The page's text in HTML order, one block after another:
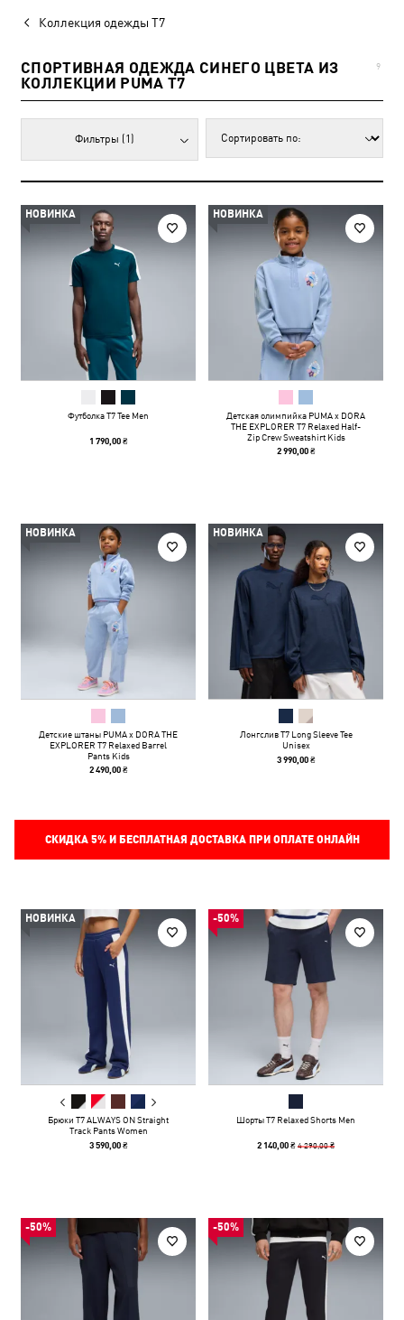
Коллекция одежды T7
СПОРТИВНАЯ ОДЕЖДА СИНЕГО ЦВЕТА ИЗ
КОЛЛЕКЦИИ PUMA T7
9
Фильтры (1)
НОВИНКА
Футболка T7 Tee Men
1 790,00 ₴
НОВИНКА
Детская олимпийка PUMA x DORA
THE EXPLORER T7 Relaxed Half-
Zip Crew Sweatshirt Kids
2 990,00 ₴
НОВИНКА
Детские штаны PUMA x DORA THE
EXPLORER T7 Relaxed Barrel
Pants Kids
2 490,00 ₴
НОВИНКА
Лонгслив T7 Long Sleeve Tee
Unisex
3 990,00 ₴
СКИДКА 5%И БЕСПЛАТНАЯ ДОСТАВКА ПРИ ОПЛАТЕ ОНЛАЙН
НОВИНКА
Брюки T7 ALWAYS ON Straight
Track Pants Women
3 590,00 ₴
-50%
Шорты T7 Relaxed Shorts Men
2 140,00 ₴4 290,00 ₴
-50% -50%